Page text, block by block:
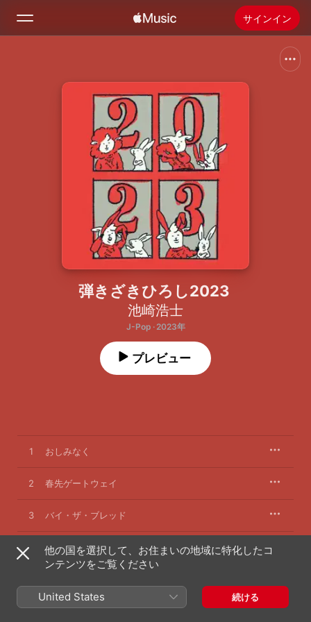
サインイン
新着おすすめ
Apple Musicをインストール
弾きざきひろし2023
池崎浩士
J-Pop · 2023年
プレビュー
1 おしみなく
2 春先ゲートウェイ
3 バイ・ザ・ブレッド
4 おもちゃのヒーロー(長浜楽市内)
ガバメントオブザおっさん バイザおっさん フォー
ザおっさん
6 君じゃないと
他の国を選択して、お住まいの地域に特化したコ
ンテンツをご覧ください
United States 続ける